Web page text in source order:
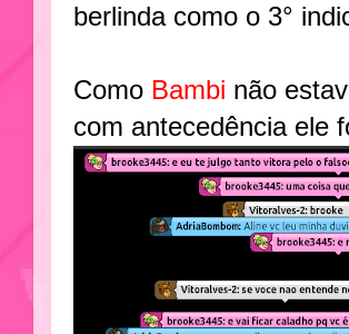
berlinda como o 3°
Como Bambi não
com antecedência ele